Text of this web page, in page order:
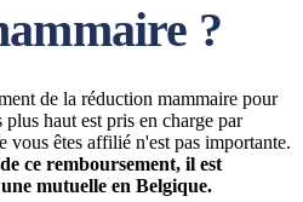
?
de la réduction mammaire pour
plus haut est pris en charge par
êtes affilié n'est pas importante.
ce remboursement, il est
mutuelle en Belgique.